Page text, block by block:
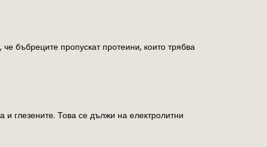
бъбреците пропускат протеини, които трябва
глезените. Това се дължи на електролитни